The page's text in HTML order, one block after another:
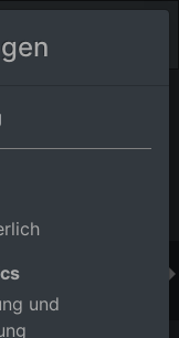
und